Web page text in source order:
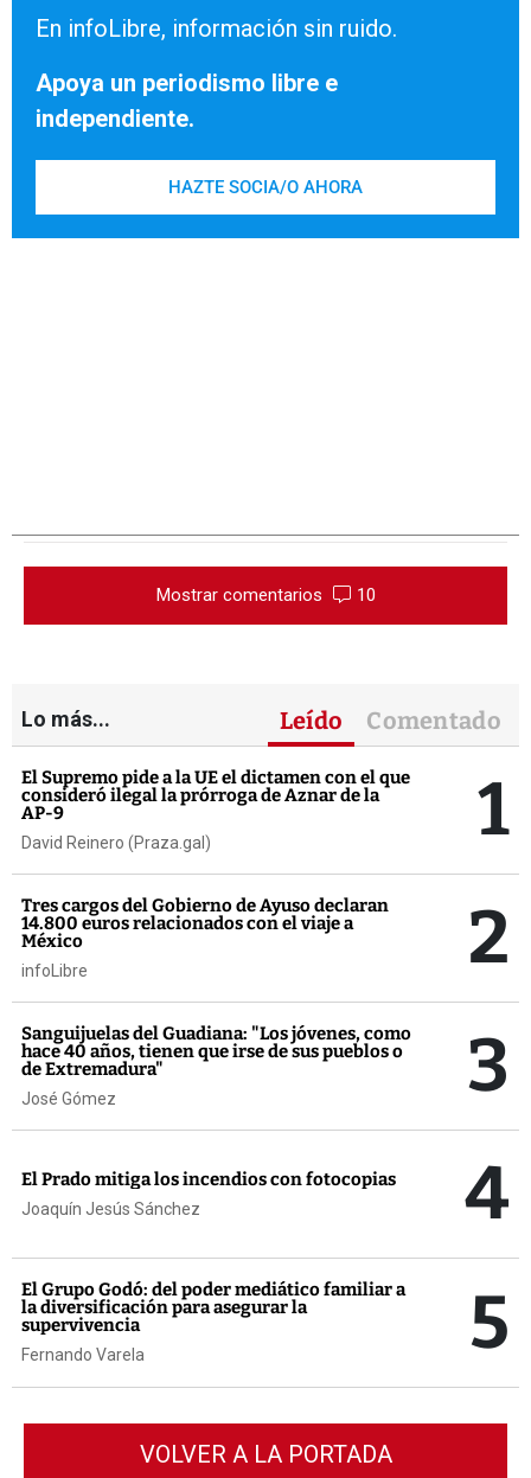
En infoLibre, información sin ruido.
Apoya un periodismo libre e
independiente.
HAZTE SOCIA/O AHORA
Mostrar comentarios 10
Lo más... Leído Comentado
El Supremo pide a la UE el dictamen con el que
consideró ilegal la prórroga de Aznar de la
AP-9
David Reinero (Praza.gal) 1
Tres cargos del Gobierno de Ayuso declaran
14.800 euros relacionados con el viaje a
México
infoLibre 2
Sanguijuelas del Guadiana: "Los jóvenes, como
hace 40 años, tienen que irse de sus pueblos o
de Extremadura"
José Gómez 3
El Prado mitiga los incendios con fotocopias
Joaquín Jesús Sánchez 4
El Grupo Godó: del poder mediático familiar a
la diversificación para asegurar la
supervivencia
Fernando Varela 5
VOLVER A LA PORTADA